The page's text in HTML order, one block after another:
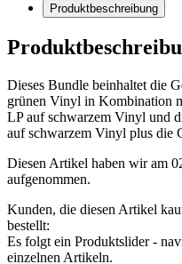
Produktbeschreibung
Dieses Bundle beinhaltet die
grünen Vinyl in Kombination
LP auf schwarzem Vinyl und
auf schwarzem Vinyl plus die
Diesen Artikel haben wir am
aufgenommen.
Kunden, die diesen Artikel
bestellt:
Es folgt ein Produktslider -
einzelnen Artikeln.